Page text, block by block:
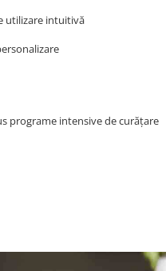
utilizare intuitivă
programe intensive de curățare